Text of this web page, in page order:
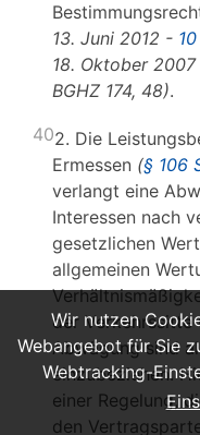
13. Juni 2012 -
18. Oktober
BGHZ 174, 48).
402. Die
Ermessen (§ 106
verlangt eine
Interessen nach
gesetzlichen
allgemeinen
der Verkehrssitte
Abwägung sind
einzubeziehen.
einer Regelung,
den
Wir nutzen
Webangebot für Sie
Webtracking-